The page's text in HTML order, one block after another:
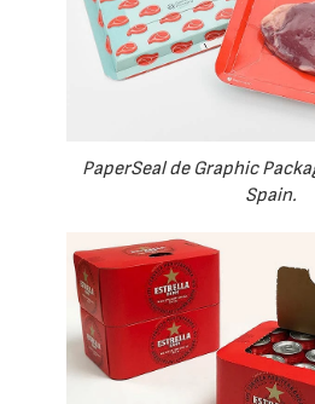
PaperSeal de Graphic
Spain.